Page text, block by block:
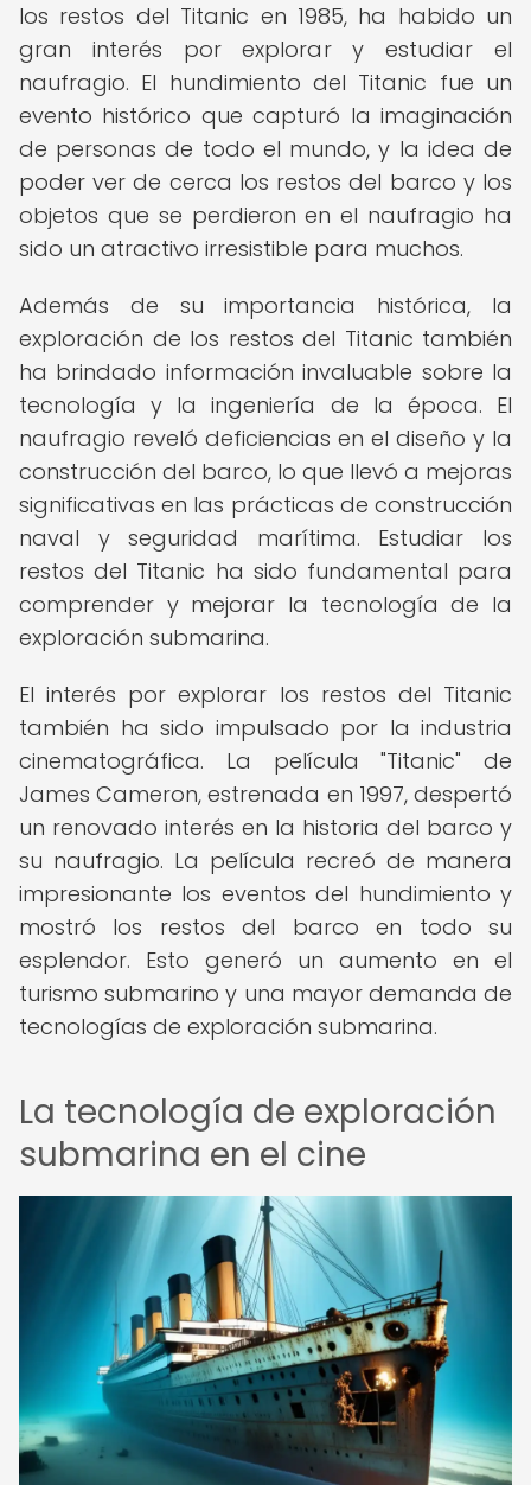
los restos del Titanic en 1985, ha habido un
gran interés por explorar y estudiar el
naufragio. El hundimiento del Titanic fue un
evento histórico que capturó la imaginación
de personas de todo el mundo, y la idea de
poder ver de cerca los restos del barco y los
objetos que se perdieron en el naufragio ha
sido un atractivo irresistible para muchos.
Además de su importancia histórica, la
exploración de los restos del Titanic también
ha brindado información invaluable sobre la
tecnología y la ingeniería de la época. El
naufragio reveló deficiencias en el diseño y la
construcción del barco, lo que llevó a mejoras
significativas en las prácticas de construcción
naval y seguridad marítima. Estudiar los
restos del Titanic ha sido fundamental para
comprender y mejorar la tecnología de la
exploración submarina.
El interés por explorar los restos del Titanic
también ha sido impulsado por la industria
cinematográfica. La película "Titanic" de
James Cameron, estrenada en 1997, despertó
un renovado interés en la historia del barco y
su naufragio. La película recreó de manera
impresionante los eventos del hundimiento y
mostró los restos del barco en todo su
esplendor. Esto generó un aumento en el
turismo submarino y una mayor demanda de
tecnologías de exploración submarina.
La tecnología de exploración
submarina en el cine